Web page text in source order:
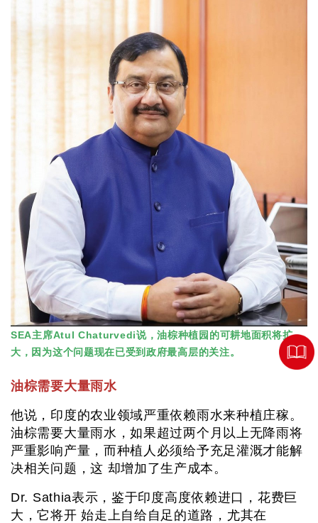
SEA主席Atul Chaturvedi说，油棕种植园的可耕地面积将扩
大，因为这个问题现在已受到政府最高层的关注。
油棕需要大量雨水
他说，印度的农业领域严重依赖雨水来种植庄稼。
油棕需要大量雨水，如果超过两个月以上无降雨将
严重影响产量，而种植人必须给予充足灌溉才能解
决相关问题，这 却增加了生产成本。
Dr. Sathia表示，鉴于印度高度依赖进口，花费巨
大，它将开 始走上自给自足的道路，尤其在